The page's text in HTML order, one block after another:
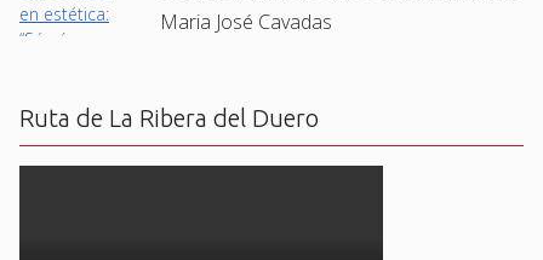
Maria José Cavadas
Ruta de La Ribera del Duero